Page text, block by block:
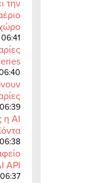
την
η AI
API